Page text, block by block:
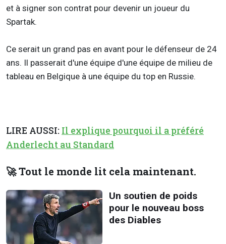
et à signer son contrat pour devenir un joueur du
Spartak.
Ce serait un grand pas en avant pour le défenseur de 24
ans. Il passerait d'une équipe d'une équipe de milieu de
tableau en Belgique à une équipe du top en Russie.
LIRE AUSSI: Il explique pourquoi il a préféré
Anderlecht au Standard
🚀 Tout le monde lit cela maintenant.
Un soutien de poids
pour le nouveau boss
des Diables